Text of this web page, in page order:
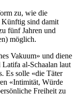
zu, wie die
Künftig sind damit
fünf Jahren und
möglich.
Vakuum» und diene
Latifa al-Schaalan laut
Es solle «die Täter
«Intimität, Würde
Freiheit zu